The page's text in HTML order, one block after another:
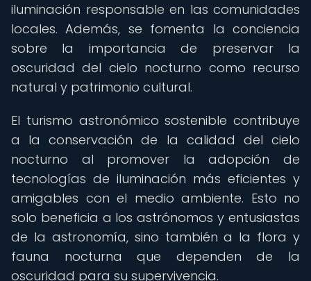
iluminación responsable en las comunidades
locales. Además, se fomenta la conciencia
sobre la importancia de preservar la
oscuridad del cielo nocturno como recurso
natural y patrimonio cultural.
El turismo astronómico sostenible contribuye
a la conservación de la calidad del cielo
nocturno al promover la adopción de
tecnologías de iluminación más eficientes y
amigables con el medio ambiente. Esto no
solo beneficia a los astrónomos y entusiastas
de la astronomía, sino también a la flora y
fauna nocturna que dependen de la
oscuridad para su supervivencia.